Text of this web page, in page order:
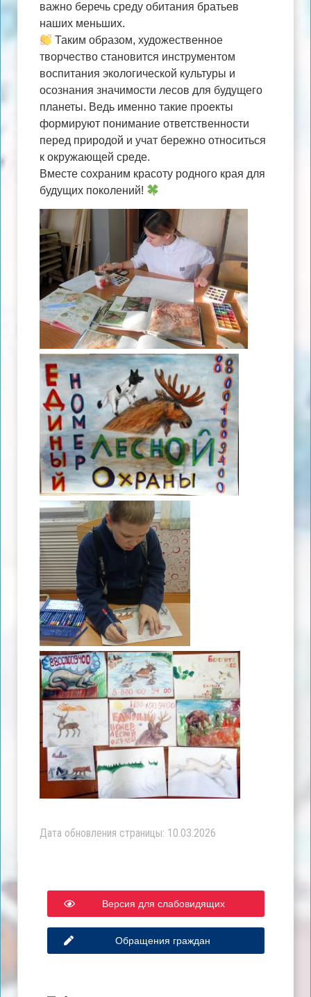
важно беречь среду обитания братьев
наших меньших.
Таким образом, художественное
творчество становится инструментом
воспитания экологической культуры и
осознания значимости лесов для будущего
планеты. Ведь именно такие проекты
формируют понимание ответственности
перед природой и учат бережно относиться
к окружающей среде.
Вместе сохраним красоту родного края для
будущих поколений!
Дата обновления страницы: 10.03.2026
Версия для слабовидящих
Обращения граждан